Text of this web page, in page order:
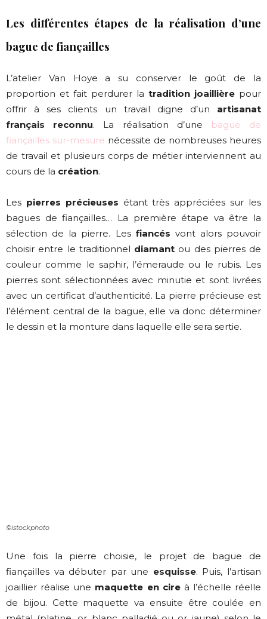
Les différentes étapes de la réalisation d’une
bague de fiançailles
L’atelier Van Hoye a su conserver le goût de la
proportion et fait perdurer la tradition joaillière pour
offrir à ses clients un travail digne d’un artisanat
français reconnu. La réalisation d’une
bague de
fiançailles sur-mesure nécessite de nombreuses heures
de travail et plusieurs corps de métier interviennent au
cours de la création.
Les pierres précieuses étant très appréciées sur les
bagues de fiançailles… La première étape va être la
sélection de la pierre. Les fiancés vont alors pouvoir
choisir entre le traditionnel diamant ou des pierres de
couleur comme le saphir, l’émeraude ou le rubis. Les
pierres sont sélectionnées avec minutie et sont livrées
avec un certificat d’authenticité. La pierre précieuse est
l’élément central de la bague, elle va donc déterminer
le dessin et la monture dans laquelle elle sera sertie.
©istockphoto
Une fois la pierre choisie, le projet de bague de
fiançailles va débuter par une esquisse. Puis, l’artisan
joaillier réalise une maquette en cireà l’échelle réelle
de bijou. Cette maquette va ensuite être coulée en